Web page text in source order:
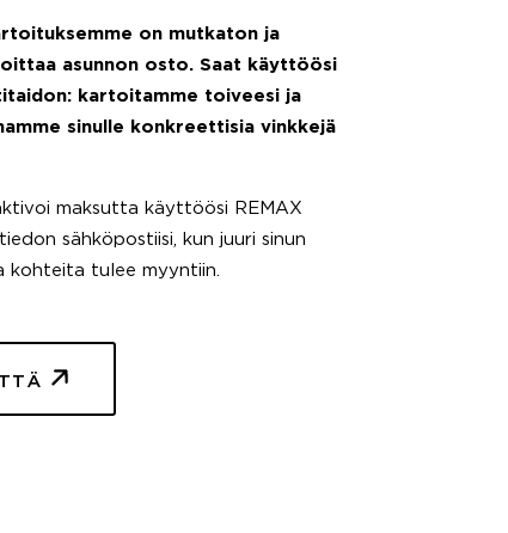
on mutkaton ja
asunnon osto. Saat käyttöösi
kartoitamme toiveesi ja
sinulle konkreettisia vinkkejä
maksutta käyttöösi REMAX
sähköpostiisi, kun juuri sinun
kohteita tulee myyntiin.